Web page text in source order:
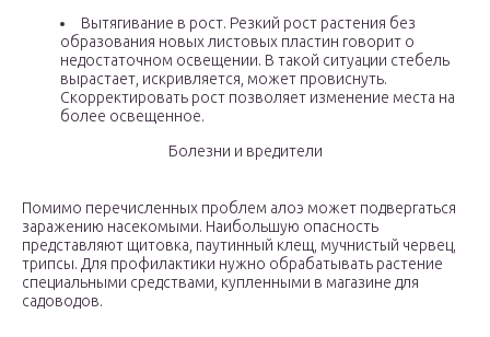
Вытягивание в рост. Резкий рост растения без
образования новых листовых пластин говорит о
недостаточном освещении. В такой ситуации стебель
вырастает, искривляется, может провиснуть.
Скорректировать рост позволяет изменение места на
более освещенное.
Болезни и вредители
Помимо перечисленных проблем алоэ может подвергаться
заражению насекомыми. Наибольшую опасность
представляют щитовка, паутинный клещ, мучнистый червец,
трипсы. Для профилактики нужно обрабатывать растение
специальными средствами, купленными в магазине для
садоводов.